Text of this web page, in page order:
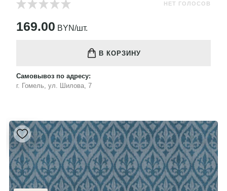
НЕТ ГОЛОСОВ
169.00 BYN/шт.
В КОРЗИНУ
Самовывоз по адресу:
г. Гомель, ул. Шилова, 7